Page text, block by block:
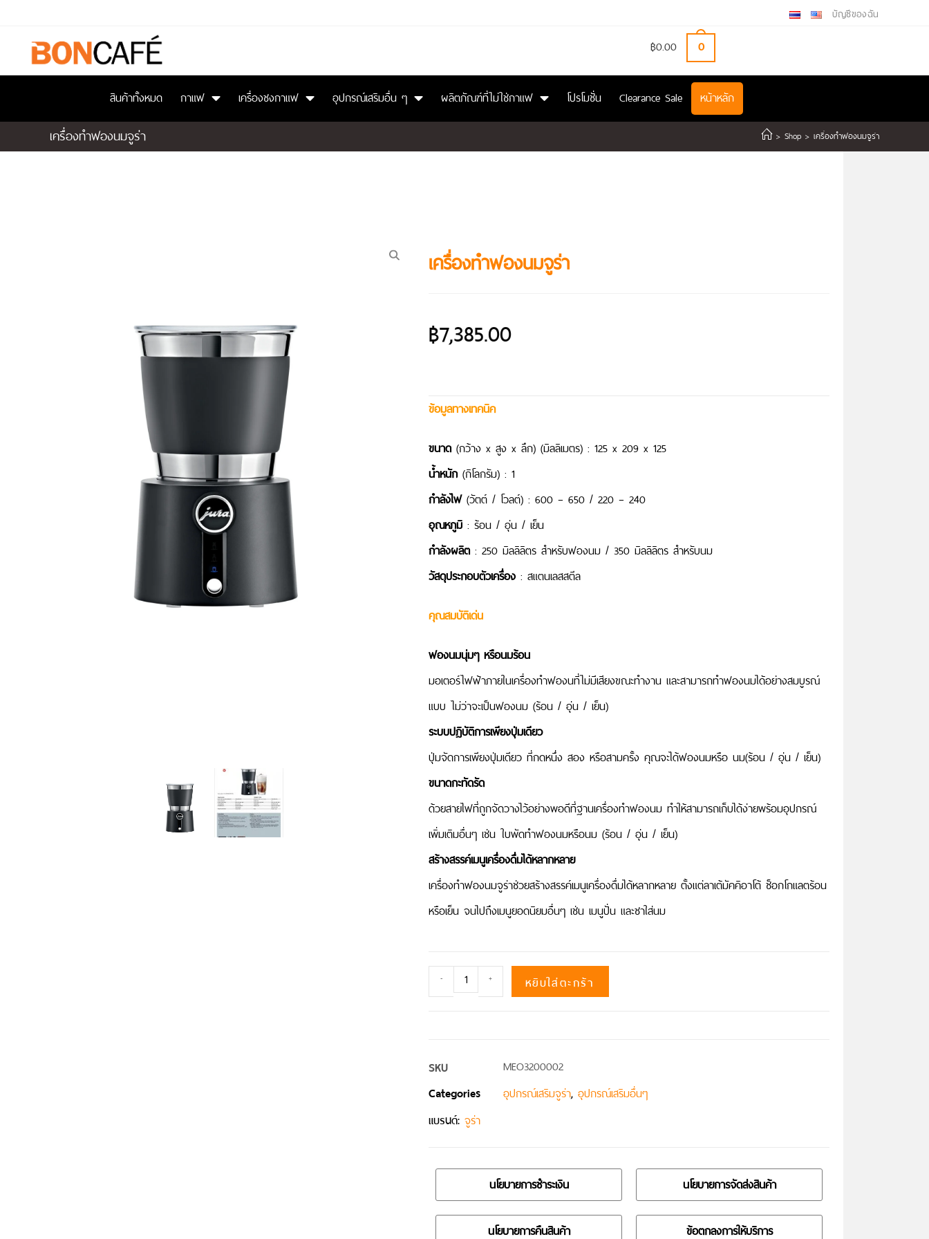
บัญชีของฉัน
฿0.00 0
สินค้าทั้งหมด กาแฟ เครื่องชงกาแฟ อุปกรณ์เสริมอื่น ๆ ผลิตภัณฑ์ที่ไม่ใช่กาแฟ โปรโมชั่น Clearance Sale หน้าหลัก
เครื่องทำฟองนมจูร่า > Shop > เครื่องทำฟองนมจูร่า
เครื่องทำฟองนมจูร่า
฿7,385.00
ข้อมูลทางเทคนิค
ขนาด(กว้าง x สูง x ลึก) (มิลลิเมตร) : 125 x 209 x 125
น้ำหนัก(กิโลกรัม) : 1
กำลังไฟ(วัตต์ / โวลต์) : 600 – 650 / 220 – 240
อุณหภูมิ : ร้อน / อุ่น / เย็น
กำลังผลิต: 250 มิลลิลิตร สำหรับฟองนม / 350 มิลลิลิตร สำหรับนม
วัสดุประกอบตัวเครื่อง : สแตนเลสสตีล
คุณสมบัติเด่น
ฟองนมนุ่มๆ หรือนมร้อน
มอเตอร์ไฟฟ้าภายในเครื่องทำฟองนที่ไม่มีเสียงขณะทำงาน และสามารถทำฟองนมได้อย่างสมบูรณ์
แบบ ไม่ว่าจะเป็นฟองนม (ร้อน / อุ่น / เย็น)
ระบบปฎิบัติการเพียงปุ่มเดียว
ปุ่มจัดการเพียงปุ่มเดียว ที่กดหนึ่ง สอง หรือสามครั้ง คุณจะได้ฟองนมหรือ นม(ร้อน / อุ่น / เย็น)
ขนาดกะทัดรัด
ด้วยสายไฟที่ถูกจัดวางไว้อย่างพอดีที่ฐานเครื่องทำฟองนม ทำให้สามารถเก็บได้ง่ายพร้อมอุปกรณ์
เพิ่มเติมอื่นๆ เช่น ใบพัดทำฟองนมหรือนม (ร้อน / อุ่น / เย็น)
สร้างสรรค์เมนูเครื่องดื่มได้หลากหลาย
เครื่องทำฟองนมจูร่าช่วยสร้างสรรค์เมนูเครื่องดื่มได้หลากหลาย ตั้งแต่ลาเต้มัคคิอาโต้ ช็อกโกแลตร้อน
หรือเย็น จนไปถึงเมนูยอดนิยมอื่นๆ เช่น เมนูปั่น และชาใส่นม
- + หยิบใส่ตะกร้า
SKU MEO3200002
Categories อุปกรณ์เสริมจูร่า, อุปกรณ์เสริมอื่นๆ
แบรนด์: จูร่า
นโยบายการชำระเงิน นโยบายการจัดส่งสินค้า
นโยบายการคืนสินค้า ข้อตกลงการให้บริการ